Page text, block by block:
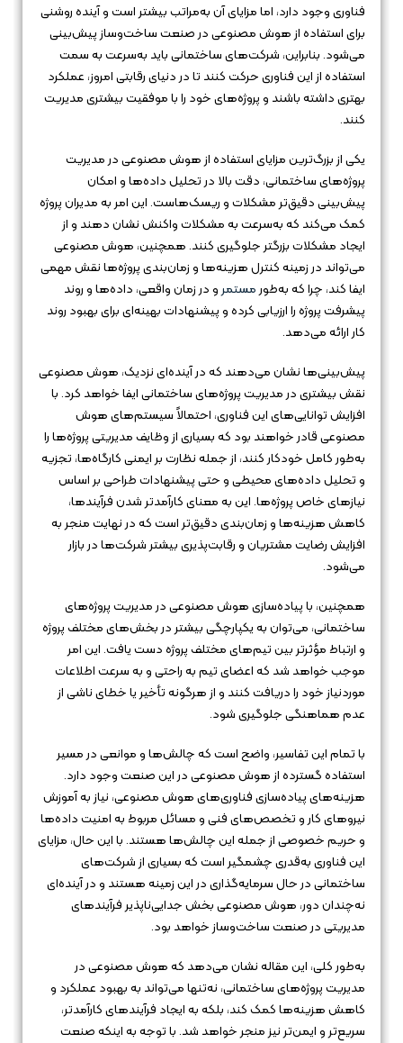
فناوری وجود دارد، اما مزایای آن به‌مراتب بیشتر است و آینده روشنی
برای استفاده از هوش مصنوعی در صنعت ساخت‌وساز پیش‌بینی
می‌شود. بنابراین، شرکت‌های ساختمانی باید به‌سرعت به سمت
استفاده از این فناوری حرکت کنند تا در دنیای رقابتی امروز، عملکرد
بهتری داشته باشند و پروژه‌های خود را با موفقیت بیشتری مدیریت
کنند.
یکی از بزرگ‌ترین مزایای استفاده از هوش مصنوعی در مدیریت
پروژه‌های ساختمانی، دقت بالا در تحلیل داده‌ها و امکان
پیش‌بینی دقیق‌تر مشکلات و ریسک‌هاست. این امر به مدیران پروژه
کمک می‌کند که به‌سرعت به مشکلات واکنش نشان دهند و از
ایجاد مشکلات بزرگتر جلوگیری کنند. همچنین، هوش مصنوعی
می‌تواند در زمینه کنترل هزینه‌ها و زمان‌بندی پروژه‌ها نقش مهمی
ایفا کند، چرا که به‌طورمستمرو در زمان واقعی، داده‌ها و روند
پیشرفت پروژه را ارزیابی کرده و پیشنهادات بهینه‌ای برای بهبود روند
کار ارائه می‌دهد.
پیش‌بینی‌ها نشان می‌دهند که در آینده‌ای نزدیک، هوش مصنوعی
نقش بیشتری در مدیریت پروژه‌های ساختمانی ایفا خواهد کرد. با
افزایش توانایی‌های این فناوری، احتمالاً سیستم‌های هوش
مصنوعی قادر خواهند بود که بسیاری از وظایف مدیریتی پروژه‌ها را
به‌طور کامل خودکار کنند، از جمله نظارت بر ایمنی کارگاه‌ها، تجزیه
و تحلیل داده‌های محیطی و حتی پیشنهادات طراحی بر اساس
نیازهای خاص پروژه‌ها. این به معنای کارآمدتر شدن فرآیندها،
کاهش هزینه‌ها و زمان‌بندی دقیق‌تر است که در نهایت منجر به
افزایش رضایت مشتریان و رقابت‌پذیری بیشتر شرکت‌ها در بازار
می‌شود.
همچنین، با پیاده‌سازی هوش مصنوعی در مدیریت پروژه‌های
ساختمانی، می‌توان به یکپارچگی بیشتر در بخش‌های مختلف پروژه
و ارتباط مؤثرتر بین تیم‌های مختلف پروژه دست یافت. این امر
موجب خواهد شد که اعضای تیم به راحتی و به سرعت اطلاعات
موردنیاز خود را دریافت کنند و از هرگونه تأخیر یا خطای ناشی از
عدم هماهنگی جلوگیری شود.
با تمام این تفاسیر، واضح است که چالش‌ها و موانعی در مسیر
استفاده گسترده از هوش مصنوعی در این صنعت وجود دارد.
هزینه‌های پیاده‌سازی فناوری‌های هوش مصنوعی، نیاز به آموزش
نیروهای کار و تخصص‌های فنی و مسائل مربوط به امنیت داده‌ها
و حریم خصوصی از جمله این چالش‌ها هستند. با این حال، مزایای
این فناوری به‌قدری چشمگیر است که بسیاری از شرکت‌های
ساختمانی در حال سرمایه‌گذاری در این زمینه هستند و در آینده‌ای
نه‌چندان دور، هوش مصنوعی بخش جدایی‌ناپذیر فرآیندهای
مدیریتی در صنعت ساخت‌وساز خواهد بود.
به‌طور کلی، این مقاله نشان می‌دهد که هوش مصنوعی در
مدیریت پروژه‌های ساختمانی، نه‌تنها می‌تواند به بهبود عملکرد و
کاهش هزینه‌ها کمک کند، بلکه به ایجاد فرآیندهای کارآمدتر،
سریع‌تر و ایمن‌تر نیز منجر خواهد شد. با توجه به اینکه صنعت